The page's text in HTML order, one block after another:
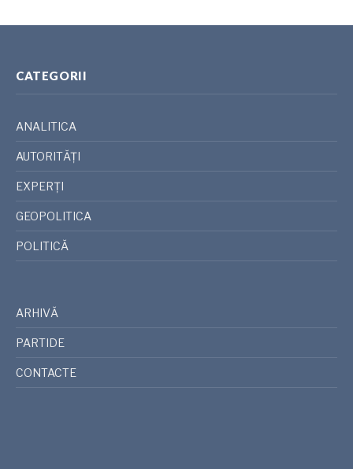
CATEGORII
ANALITICA
AUTORITĂȚI
EXPERȚI
GEOPOLITICA
POLITICĂ
ARHIVĂ
PARTIDE
CONTACTE